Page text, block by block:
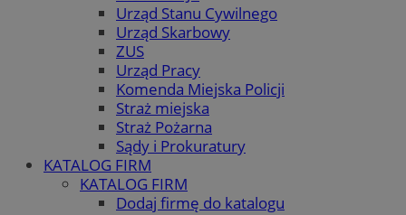
Urząd Stanu Cywilnego
Urząd Skarbowy
ZUS
Urząd Pracy
Komenda Miejska Policji
Straż miejska
Straż Pożarna
Sądy i Prokuratury
KATALOG FIRM
KATALOG FIRM
Dodaj firmę do katalogu